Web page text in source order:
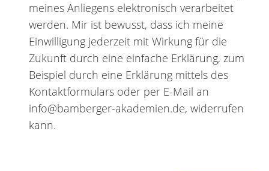
meines Anliegens elektronisch verarbeitet
werden. Mir ist bewusst, dass ich meine
Einwilligung jederzeit mit Wirkung für die
Zukunft durch eine einfache Erklärung, zum
Beispiel durch eine Erklärung mittels des
Kontaktformulars oder per E-Mail an
info@bamberger-akademien.de, widerrufen
kann.